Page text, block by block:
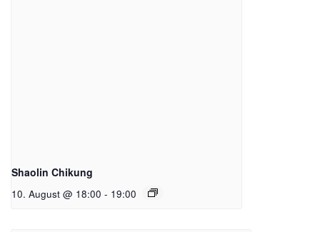
Shaolin Chikung
10. August @ 18:00 - 19:00